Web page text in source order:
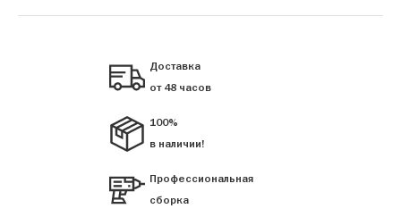
Доставка
от 48 часов
100%
в наличии!
Профессиональная
сборка